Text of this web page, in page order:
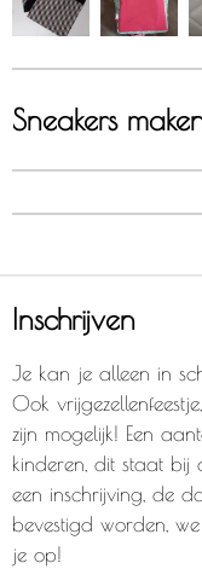
Sneakers
Inschrijven
Je kan je alleen in
Ook
zijn mogelijk! Een
kinderen, dit staat bij
een inschrijving, de
bevestigd worden,
je op!